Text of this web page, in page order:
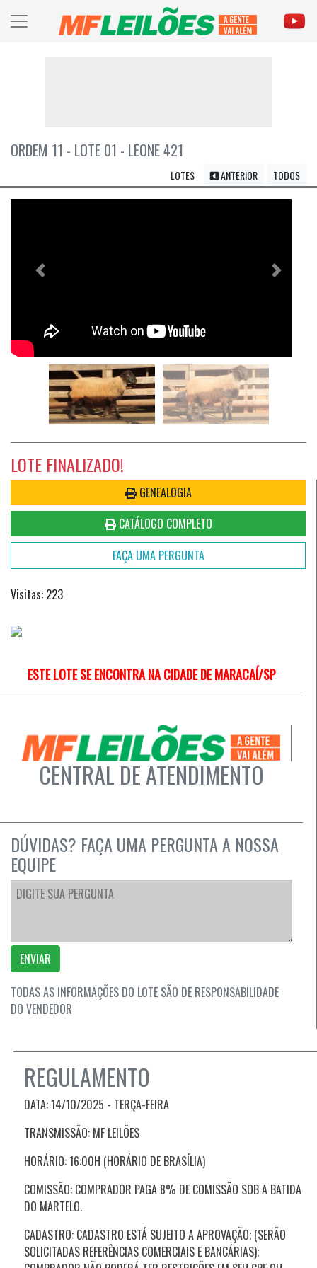
ORDEM 11 - LOTE 01 - LEONE 421
LOTES ANTERIOR TODOS
Previous Próximo
LOTE FINALIZADO!
GENEALOGIA
CATÁLOGO COMPLETO
FAÇA UMA PERGUNTA
Visitas: 223
ESTE LOTE SE ENCONTRA NA CIDADE DE MARACAÍ/SP
CENTRAL DE ATENDIMENTO
DÚVIDAS? FAÇA UMA PERGUNTA A NOSSA
EQUIPE
ENVIAR
TODAS AS INFORMAÇÕES DO LOTE SÃO DE RESPONSABILIDADE
DO VENDEDOR
REGULAMENTO
DATA: 14/10/2025 - TERÇA-FEIRA
TRANSMISSÃO: MF LEILÕES
HORÁRIO: 16:00H (HORÁRIO DE BRASÍLIA)
COMISSÃO: COMPRADOR PAGA 8% DE COMISSÃO SOB A BATIDA
DO MARTELO.
CADASTRO: CADASTRO ESTÁ SUJEITO A APROVAÇÃO; (SERÃO
SOLICITADAS REFERÊNCIAS COMERCIAIS E BANCÁRIAS);